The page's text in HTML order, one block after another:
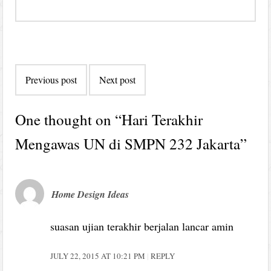
navigation
Previous post Next post
One thought on “Hari Terakhir
Mengawas UN di SMPN 232 Jakarta”
Home Design Ideas
suasan ujian terakhir berjalan lancar amin
JULY 22, 2015 AT 10:21 PM REPLY